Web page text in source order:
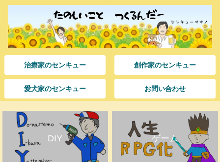
治療家のセンキュー 創作家のセンキュー
愛犬家のセンキュー お問い合わせ
DIY ゲーム